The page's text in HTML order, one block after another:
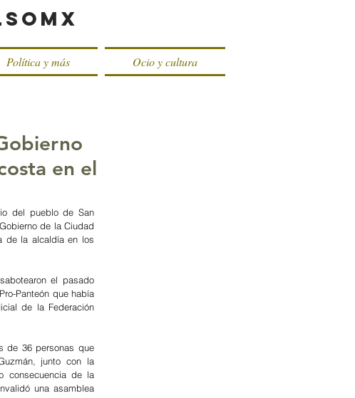
Política y más Ocio y cultura
en el
del pueblo de San
de la Ciudad
de la alcaldía en los
el pasado
Panteón que había
de la Federación
de 36 personas que
junto con la
consecuencia de la
una asamblea